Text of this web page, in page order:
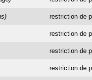
restriction de
restriction de
restriction de
restriction de